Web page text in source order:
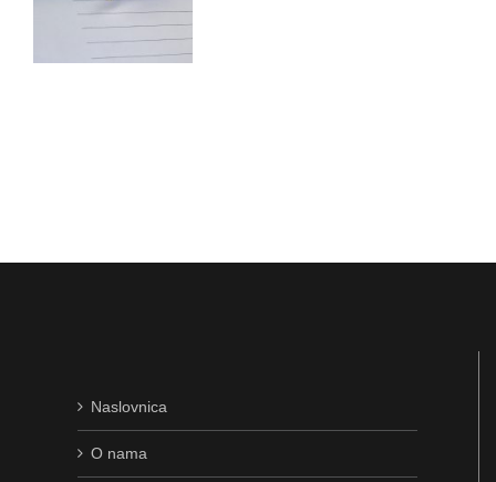
Naslovnica
O nama